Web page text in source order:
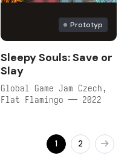
Prototyp
Sleepy Souls: Save or
Slay
Global Game Jam Czech,
Flat Flamingo — 2022
1 2